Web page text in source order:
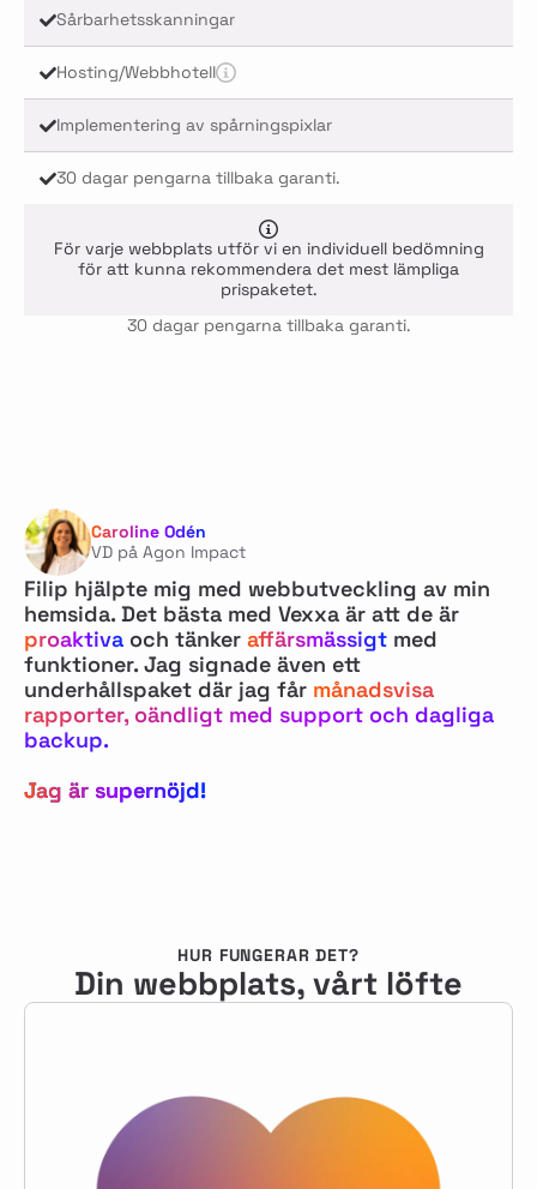
Sårbarhetsskanningar
Hosting/Webbhotell
Implementering av spårningspixlar
30 dagar pengarna tillbaka garanti.
För varje webbplats utför vi en individuell bedömning
för att kunna rekommendera det mest lämpliga
prispaketet.
30 dagar pengarna tillbaka garanti.
Caroline Odén
VD på Agon Impact
Filip hjälpte mig med webbutveckling av min
hemsida. Det bästa med Vexxa är att de är
proaktiva och tänker affärsmässigt med
funktioner. Jag signade även ett
underhållspaket där jag får månadsvisa
rapporter, oändligt med support och dagliga
backup.
Jag är supernöjd!
HUR FUNGERAR DET?
Din webbplats, vårt löfte